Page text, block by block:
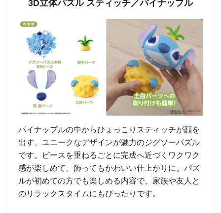
3D立体パズル スティッチ／パイナップル
パイナップルの中からひょっこりスティッチが顔を
出す、ユニークなデザインが魅力のジグソーパズル
です。ピースを重ねるごとに完成へ近づくワクワク
感が楽しめて、飾ってもかわいい仕上がりに。パズ
ルが初めての方でも楽しめる内容で、家族や友人と
のリラックスタイムにもぴったりです。